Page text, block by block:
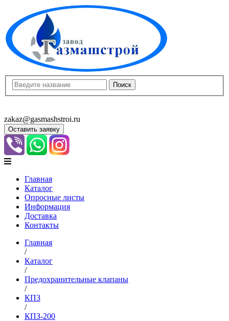
zakaz@gasmashstroi.ru
Оставить заявку
Главная
Каталог
Опросные листы
Информация
Доставка
Контакты
Главная
/
Каталог
/
Предохранительные клапаны
/
КПЗ
/
КПЗ-200